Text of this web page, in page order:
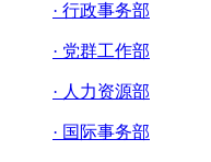
· 行政事务部
· 党群工作部
· 人力资源部
· 国际事务部